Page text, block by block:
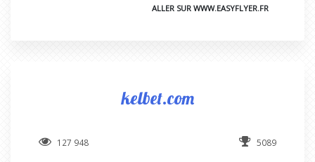
ALLER SUR WWW.EASYFLYER.FR
kelbet.com
127 948 5089